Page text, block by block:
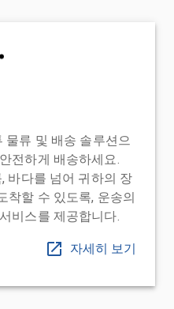
물류 및 배송 솔루션으
전하게 배송하세요.
바다를 넘어 귀하의 장
착할 수 있도록, 운송의
비스를 제공합니다.
자세히 보기